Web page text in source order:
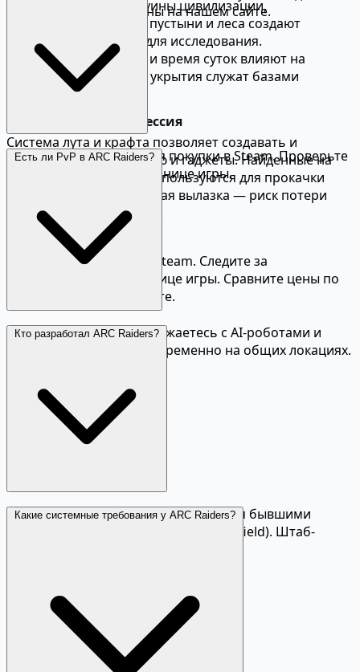
красиво и пугающе. Руины цивилизации,
заброшенные города, пустыни и леса создают
разнообразные зоны для исследования.
Динамическая погода и время суток влияют на
геймплей. Подземные укрытия служат базами
человечества.
Снаряжение и прогрессия
Система лута и крафта позволяет создавать и
улучшать оружие, броню и гаджеты. Найденные на
поверхности ресурсы используются для прокачки
персонажа и базы. Каждая вылазка — риск потери
снаряжения при смерти.
Цены в Steam
ARC Raiders доступна в Steam. Следите за
обновлениями на странице игры. Сравните цены по
регионам на нашем сайте.
акциями. Сравните цены на нашем сайте.
ARC Raiders доступна для покупки в Steam. Проверьте
актуальную цену на странице игры.
Есть ли PvP в ARC Raiders?
Да, PvPvE формат: вы сражаетесь с AI-роботами и
другими игроками одновременно на общих локациях.
Кто разработал ARC Raiders?
Embark Studios — студия, основанная бывшими
сотрудниками DICE (создатели Battlefield). Штаб-
Какие системные требования у ARC Raiders?